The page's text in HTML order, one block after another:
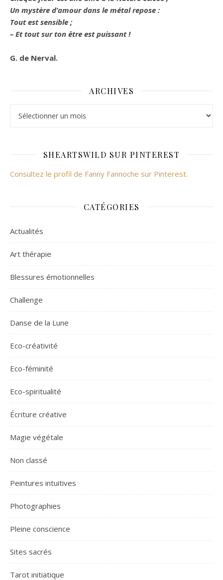
Un mystère d’amour dans le métal repose :
Tout est sensible ;
– Et tout sur ton être est puissant !
G. de Nerval.
ARCHIVES
SHEARTSWILD SUR PINTEREST
Consultez le profil de Fanny Fannoche sur Pinterest.
CATÉGORIES
Actualités
Art thérapie
Blessures émotionnelles
Challenge
Danse de la Lune
Eco-créativité
Eco-féminité
Eco-spiritualité
Écriture créative
Magie végétale
Non classé
Peintures intuitives
Photographies
Pleine conscience
Sites sacrés
Tarot initiatique